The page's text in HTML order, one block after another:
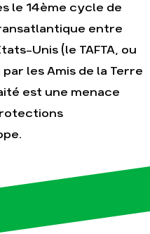
Nos
thématiques
Climat – Énergie
Surproduction
Agriculture
Finance
le 14ème cycle de
entre
Unis (le TAFTA, ou
les Amis de la Terre
est une menace